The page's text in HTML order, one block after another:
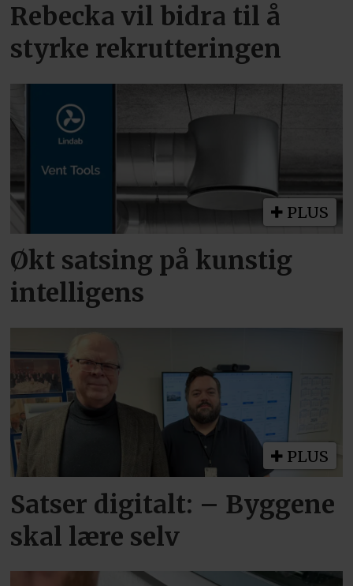
Rebecka vil bidra til å
styrke rekrutteringen
PLUS
Økt satsing på kunstig
intelligens
PLUS
Satser digitalt: – Byggene
skal lære selv